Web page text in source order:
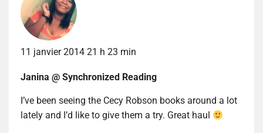
11 janvier 2014 21 h 23 min
Janina @ Synchronized Reading
I’ve been seeing the Cecy Robson books around a lot
lately and I’d like to give them a try. Great haul